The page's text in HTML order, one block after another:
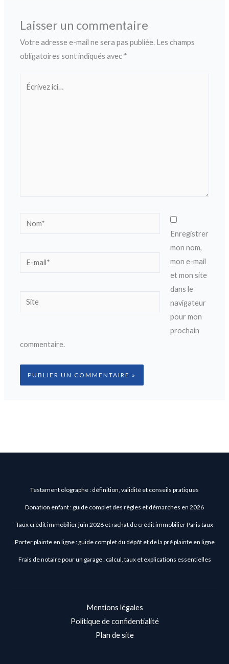
Laisser un commentaire
Votre adresse e-mail ne sera pas publiée. Les champs
obligatoires sont indiqués avec *
Nom*
E-
Site
Enregistrer
mon nom,
mon e-mail
et mon site
dans le
navigateur
pour mon
prochain
commentaire.
Testament olographe : définition, validité et conseils pratiques
Donation enfant : guide complet des règles et démarches en 2026
Taux crédit immobilier juin 2026 et rachat de crédit immobilier Paris taux
Porter plainte en ligne : guide complet du dépôt et de la pré plainte en ligne
Frais de notaire pour un garage : calcul, taux et explications essentielles
Mentions légales
Politique de confidentialité
Plan de site